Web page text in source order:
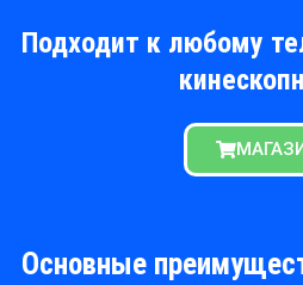
Подходит к любому
Основные